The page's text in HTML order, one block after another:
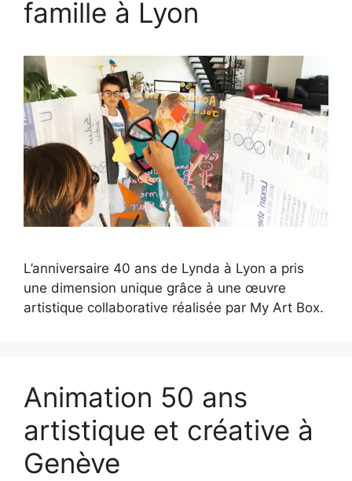
famille à Lyon
L’anniversaire 40 ans de Lynda à Lyon a pris
une dimension unique grâce à une œuvre
artistique collaborative réalisée par My Art Box.
Animation 50 ans
artistique et créative à
Genève